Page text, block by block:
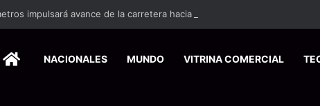
impulsará avance de la carretera hacia San Carlos
HOMENACIONALES MUNDO VITRINA COMERCIAL